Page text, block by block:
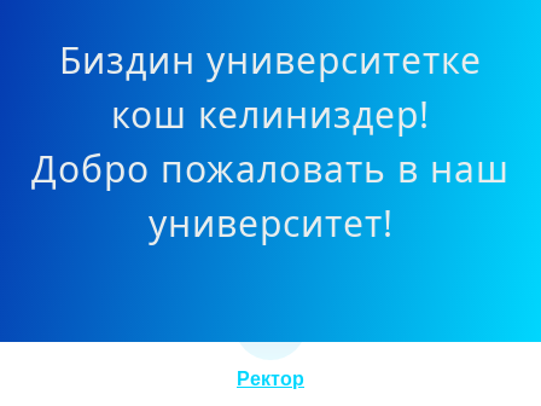
Биздин университетке
кош келиниздер!
Добро пожаловать в наш
университет!
Ректор